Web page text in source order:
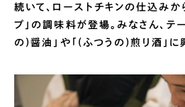
続いて、ローストチキンの仕込みか
プ」の調味料が登場。みなさん、テ
の)醤油」や「(ふつうの)煎り酒」に